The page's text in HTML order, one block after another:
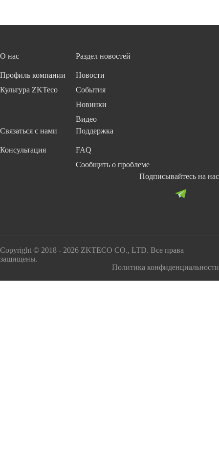
О нас
Профиль компании
Культура ZKTeco
Раздел новостей
Новости
События
Новинки
Видео
Связаться с нами
Консультация
Поддержка
FAQ
Сообщить о проблеме
Подписывайтесь на нас
Copyright © 2018 - 2026 ZKTECO CO., LTD. Все права
защищены.
Политика конфиденциальности